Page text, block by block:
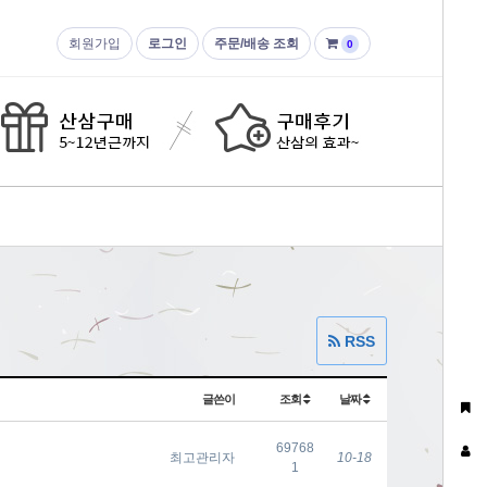
회원가입 로그인 주문/배송 조회 0
RSS
글쓴이 조회 날짜
최고관리자
69768
1
10-18